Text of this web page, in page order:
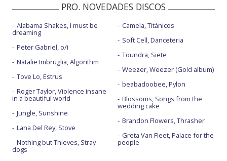
PRO. NOVEDADES DISCOS
Alabama Shakes, I must be
dreaming
Peter Gabriel, o/i
Natalie Imbruglia, Algorithm
Tove Lo, Estrus
Roger Taylor, Violence insane
in a beautiful world
Jungle, Sunshine
Lana Del Rey, Stove
Nothing but Thieves, Stray
dogs
Camela, Titánicos
Soft Cell, Danceteria
Toundra, Siete
Weezer, Weezer (Gold album)
beabadoobee, Pylon
Blossoms, Songs from the
wedding cake
Brandon Flowers, Thrasher
Greta Van Fleet, Palace for the
people